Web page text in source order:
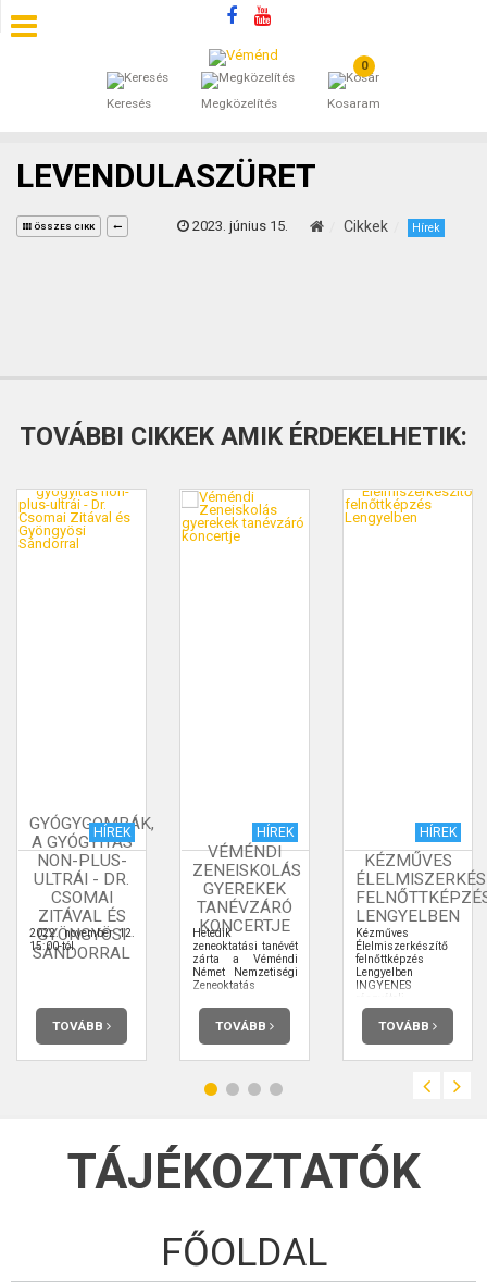
Keresés Megközelítés
0
Kosaram
SZÁLLÁSOK
ÁLTALÁNOS SZERZŐDÉSI FELTÉTELEK
LEVENDULASZÜRET
ÖSSZES CIKK 2023. június 15. Cikkek Hírek
TOVÁBBI CIKKEK AMIK ÉRDEKELHETIK:
HÍREK
GYÓGYGOMBÁK,
A GYÓGYÍTÁS
NON-PLUS-
ULTRÁI - DR.
CSOMAI
ZITÁVAL ÉS
GYÖNGYÖSI
SÁNDORRAL
2022. november 12.
15:00-tól
TOVÁBB
HÍREK
VÉMÉNDI
ZENEISKOLÁS
GYEREKEK
TANÉVZÁRÓ
KONCERTJE
Hetedik
zeneoktatási tanévét
zárta a Véméndi
Német Nemzetiségi
Zeneoktatás
TOVÁBB
HÍREK
KÉZMŰVES
LENGYELBEN
Kézműves
Élelmiszerkészítő
felnőttképzés
Lengyelben
INGYENES
részvételi
lehetőséggel!
TOVÁBB
TÁJÉKOZTATÓK
FŐOLDAL